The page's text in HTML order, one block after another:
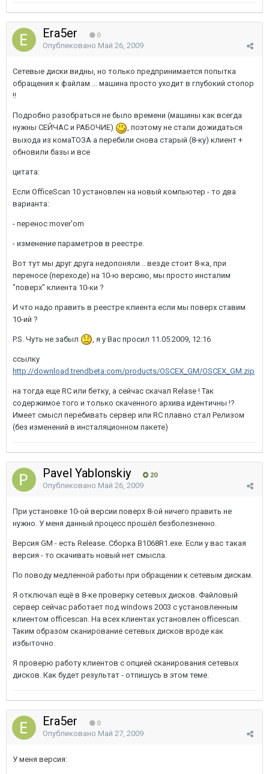
Era5er 0
Опубликовано Май 26, 2009
Сетевые диски видны, но только предпринимается попытка
обращения к файлам ... машина просто уходит в глубокий стопор
!!
Подробно разобраться не было времени (машины как всегда
нужны СЕЙЧАС и РАБОЧИЕ)
, поэтому не стали дожидаться
выхода из комаТОЗА а перебили снова старый (8-ку) клиент +
обновили базы и все
цитата:
Если OfficeScan 10 установлен на новый компьютер - то два
варианта:
- перенос mover'om
- изменение параметров в реестре.
Вот тут мы друг друга недопоняли .. везде стоит 8-ка, при
переносе (переходе) на 10-ю версию, мы просто инсталим
"поверх" клиента 10-ки ?
И что надо править в реестре клиента если мы поверх ставим
10-ий ?
P.S. Чуть не забыл , я у Вас просил 11.05.2009, 12:16
ссылку
http://download.trendbeta.com/products/OSCEX_GM/OSCEX_GM.zip
на тогда еще RC или бетку, а сейчас скачал Relase ! Так
содержимое того и только скаченного архива идентичны !?
Имеет смысл перебивать сервер или RC плавно стал Релизом
(без изменений в инсталяционном пакете)
Pavel Yablonskiy 20
Опубликовано Май 26, 2009
При установке 10-ой версии поверх 8-ой ничего править не
нужно. У меня данный процесс прошёл безболезненно.
Версия GM - есть Release. Сборка B1068R1.exe. Если у вас такая
версия - то скачивать новый нет смысла.
По поводу медленной работы при обращении к сетевым дискам.
Я отключал ещё в 8-ке проверку сетевых дисков. Файловый
сервер сейчас работает под windows 2003 с установленным
клиентом officescan. На всех клиентах установлен officescan.
Таким образом сканирование сетевых дисков вроде как
избыточно.
Я проверю работу клиентов с опцией сканирования сетевых
дисков. Как будет результат - отпишусь в этом теме.
Era5er 0
Опубликовано Май 27, 2009
У меня версия: